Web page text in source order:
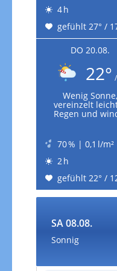
4 h
gefühlt 27° /
DO 20.08.
22°
Wenig Sonne,
vereinzelt
Regen und
70 % | 0,1 l/m²
2 h
gefühlt 22° /
SA 08.08.
Sonnig